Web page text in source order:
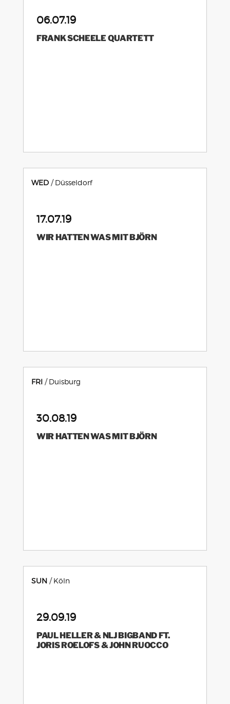
06.07.19
FRANK SCHEELE QUARTETT
WED Düsseldorf
17.07.19
WIR HATTEN WAS MIT BJÖRN
FRI Duisburg
30.08.19
WIR HATTEN WAS MIT BJÖRN
SUN Köln
29.09.19
PAUL HELLER & NLJ BIGBAND FT.
JORIS ROELOFS & JOHN RUOCCO